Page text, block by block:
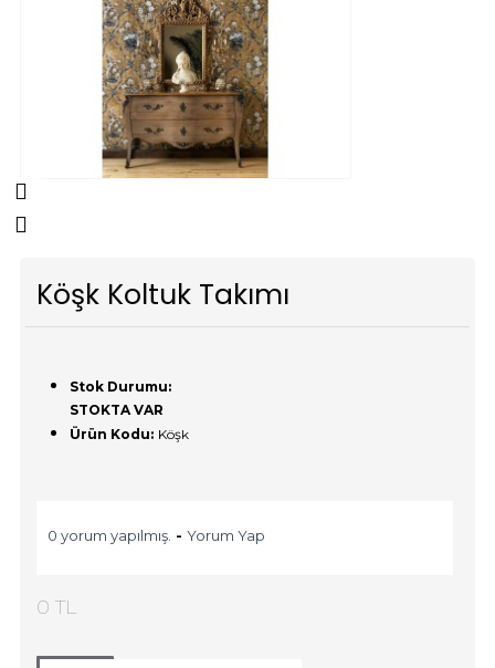
Köşk Koltuk Takımı
Stok Durumu:
STOKTA VAR
Ürün Kodu: Köşk
0 yorum yapılmış. - Yorum Yap
0 TL